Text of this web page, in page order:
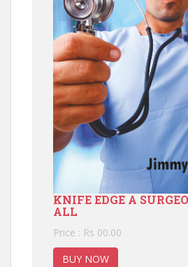
KNIFE EDGE A
ALL
Price : Rs 00.00
BUY NOW